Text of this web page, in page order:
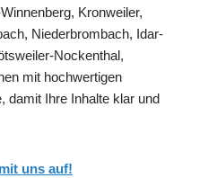
Kronweiler,
Niederbrombach, Idar-
Nockenthal,
mit hochwertigen
damit Ihre Inhalte klar und
uns auf!